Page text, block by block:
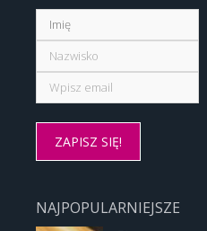
NAJPOPULARNIEJSZE